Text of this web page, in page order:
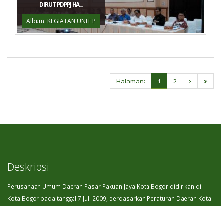
DIRUT PDPPJ HA...
Album: KEGIATAN UNIT P
Halaman: 1 2
Deskripsi
Perusahaan Umum Daerah Pasar Pakuan Jaya Kota Bogor didirikan di
Kota Bogor pada tanggal 7 Juli 2009, berdasarkan Peraturan Daerah Kota